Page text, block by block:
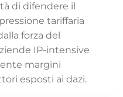
di difendere il
tariffaria
forza del
IP-intensive
margini
esposti ai dazi.